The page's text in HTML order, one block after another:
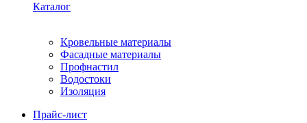
Каталог
Кровельные материалы
Фасадные материалы
Профнастил
Водостоки
Изоляция
Прайс-лист